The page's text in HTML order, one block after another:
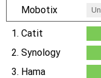
Mobotix
1. Catit
2. Synology
3. Hama